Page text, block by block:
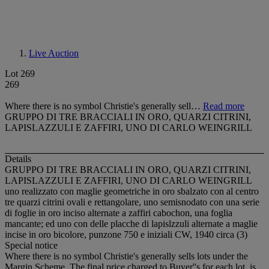
Live Auction
Lot 269
269
Where there is no symbol Christie's generally sell… Read more
GRUPPO DI TRE BRACCIALI IN ORO, QUARZI CITRINI,
LAPISLAZZULI E ZAFFIRI, UNO DI CARLO WEINGRILL
Details
GRUPPO DI TRE BRACCIALI IN ORO, QUARZI CITRINI,
LAPISLAZZULI E ZAFFIRI, UNO DI CARLO WEINGRILL
uno realizzato con maglie geometriche in oro sbalzato con al centro
tre quarzi citrini ovali e rettangolare, uno semisnodato con una serie
di foglie in oro inciso alternate a zaffiri cabochon, una foglia
mancante; ed uno con delle placche di lapislzzuli alternate a maglie
incise in oro bicolore, punzone 750 e iniziali CW, 1940 circa (3)
Special notice
Where there is no symbol Christie's generally sells lots under the